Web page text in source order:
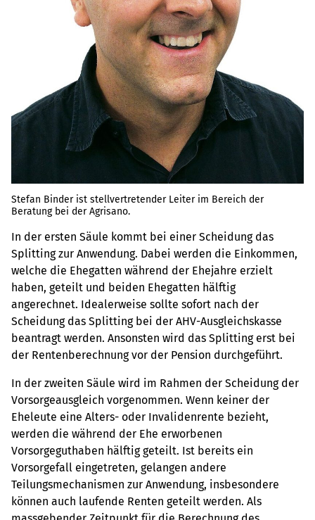
Stefan Binder ist stellvertretender Leiter im Bereich der
Beratung bei der Agrisano.
In der ersten Säule kommt bei einer Scheidung das
Splitting zur Anwendung. Dabei werden die Einkommen,
welche die Ehegatten während der Ehejahre erzielt
haben, geteilt und beiden Ehegatten hälftig
angerechnet. Idealerweise sollte sofort nach der
Scheidung das Splitting bei der AHV-Ausgleichskasse
beantragt werden. Ansonsten wird das Splitting erst bei
der Rentenberechnung vor der Pension durchgeführt.
In der zweiten Säule wird im Rahmen der Scheidung der
Vorsorgeausgleich vorgenommen. Wenn keiner der
Eheleute eine Alters- oder Invalidenrente bezieht,
werden die während der Ehe erworbenen
Vorsorgeguthaben hälftig geteilt. Ist bereits ein
Vorsorgefall eingetreten, gelangen andere
Teilungsmechanismen zur Anwendung, insbesondere
können auch laufende Renten geteilt werden. Als